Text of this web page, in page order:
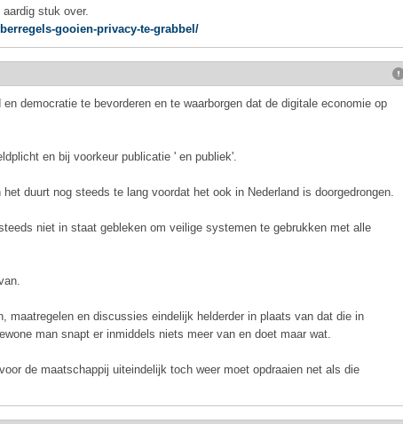
stuk over.
gooien-privacy-te-grabbel/
democratie te bevorderen en te waarborgen dat de digitale economie op
en bij voorkeur publicatie ' en publiek'.
duurt nog steeds te lang voordat het ook in Nederland is doorgedrongen.
niet in staat gebleken om veilige systemen te gebrukken met alle
maatregelen en discussies eindelijk helderder in plaats van dat die in
man snapt er inmiddels niets meer van en doet maar wat.
de maatschappij uiteindelijk toch weer moet opdraaien net als die